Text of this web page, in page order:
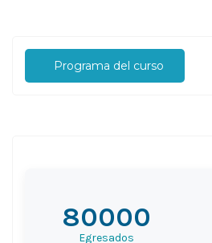
Programa del curso
80000
Egresados